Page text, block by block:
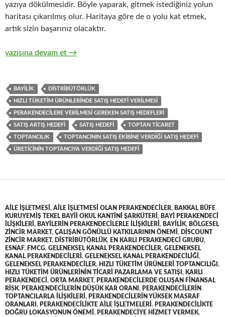
yazıya dökülmesidir. Böyle yaparak, gitmek istediğiniz yolun
haritası çıkarılmış olur. Haritaya göre de o yolu kat etmek,
artık sizin başarınız olacaktır.
16-Hızlı tüketim ürünlerinin ticari pazarlama ve satış
yazısına devam et →
BAYILIK DISTRIBÜTÖRLÜK
HIZLI TÜKETIM ÜRÜNLERINDE SATIŞ HEDEFI VERILMESI
PERAKENDECILERE VERILMESI GEREKEN SATIŞ HEDEFLERI
SATIŞ ARTIŞ HEDEFI SATIŞ HEDEFI TOPTAN TICARET
TOPTANCILIK TOPTANCININ SATIŞ EKIBINE VERDIĞI SATIŞ HEDEFI
ÜRETICININ TOPTANCIYA VERDIĞI SATIŞ HEDEFI
AILE IŞLETMESI , AILE IŞLETMESI OLAN PERAKENDECILER, BAKKAL BÜFE
KURUYEMIŞ TEKEL BAYII OKUL KANTINI ŞARKÜTERI , BAYI PERAKENDECI
ILIŞKILERI , BAYILERIN PERAKENDECILERLE ILIŞKILERI , BAYILIK, BÖLGESEL
ZINCIR MARKET, ÇALIŞAN GÖNÜLLÜ KATKILARININ ÖNEMI , DISCOUNT
ZINCIR MARKET, DISTRIBÜTÖRLÜK, EN KARLI PERAKENDECI GRUBU,
ESNAF, FMCG, GELENEKSEL KANAL PERAKENDECILER, GELENEKSEL
KANAL PERAKENDECILERI , GELENEKSEL KANAL PERAKENDECILIĞI ,
GELENEKSEL PERAKENDECILER, HIZLI TÜKETIM ÜRÜNLERI TOPTANCILIĞI ,
HIZLI TÜKETIM ÜRÜNLERININ TICARI PAZARLAMA VE SATIŞI , KARLI
PERAKENDECI , ORTA MARKET, PERAKENDECILERDE OLUŞAN FINANSAL
RISK, PERAKENDECILERIN DÜŞÜK KAR ORANI , PERAKENDECILERIN
TOPTANCILARLA ILIŞKILERI , PERAKENDECILERIN YÜKSEK MASRAF
ORANLARI , PERAKENDECILIKTE AILE IŞLETMELERI , PERAKENDECILIKTE
DOĞRU LOKASYONUN ÖNEMI , PERAKENDECIYE HIZMET VERMEK,